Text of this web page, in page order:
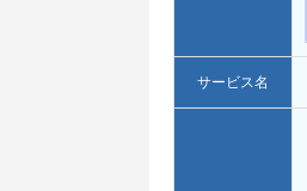
サービス名